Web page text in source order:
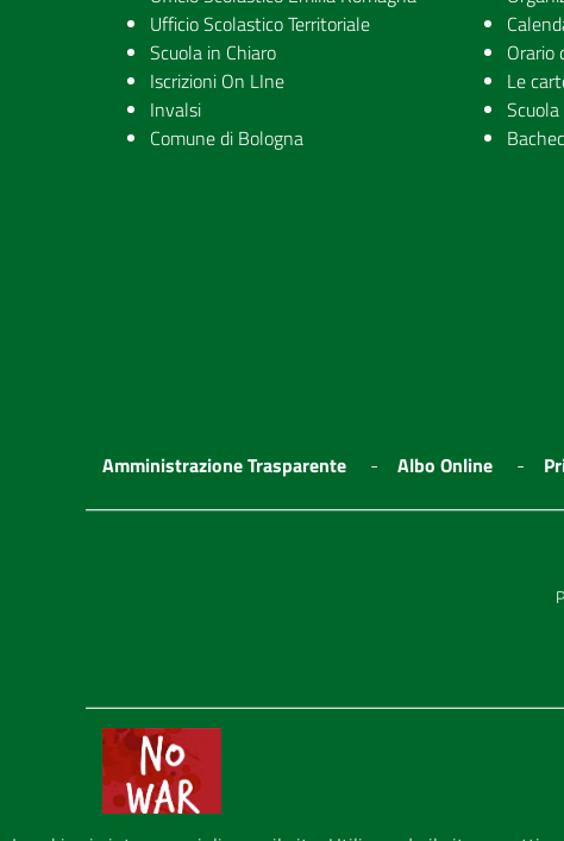
Ufficio Scolastico Territoriale
Scuola in Chiaro
Iscrizioni On LIne
Invalsi
Comune di Bologna
Orario
Le
Amministrazione Trasparente Albo Online